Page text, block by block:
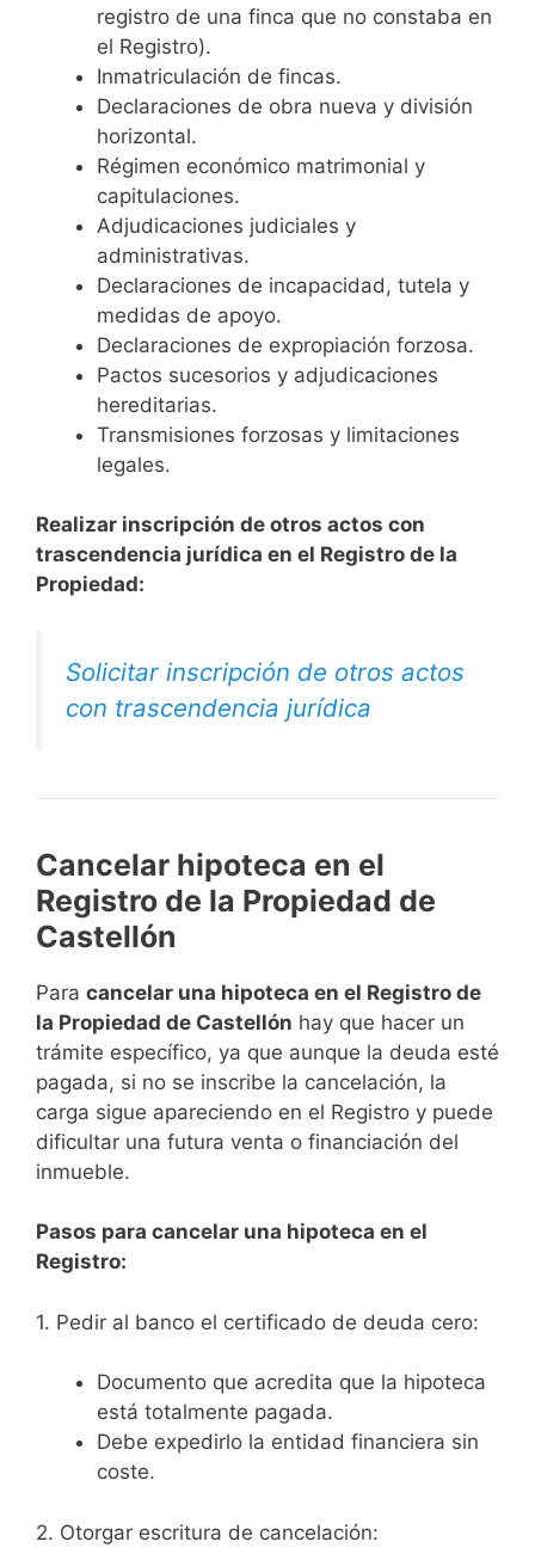
registro de una finca que no constaba en
el Registro).
Inmatriculación de fincas.
Declaraciones de obra nueva y división
horizontal.
Régimen económico matrimonial y
capitulaciones.
Adjudicaciones judiciales y
administrativas.
Declaraciones de incapacidad, tutela y
medidas de apoyo.
Declaraciones de expropiación forzosa.
Pactos sucesorios y adjudicaciones
hereditarias.
Transmisiones forzosas y limitaciones
legales.
Realizar inscripción de otros actos con
trascendencia jurídica en el Registro de la
Propiedad:
Solicitar inscripción de otros actos
con trascendencia jurídica
Cancelar hipoteca en el
Registro de la Propiedad de
Castellón
Para cancelar una hipoteca en el Registro de
la Propiedad de Castellón hay que hacer un
trámite específico, ya que aunque la deuda esté
pagada, si no se inscribe la cancelación, la
carga sigue apareciendo en el Registro y puede
dificultar una futura venta o financiación del
inmueble.
Pasos para cancelar una hipoteca en el
Registro:
1. Pedir al banco el certificado de deuda cero:
Documento que acredita que la hipoteca
está totalmente pagada.
Debe expedirlo la entidad financiera sin
coste.
2. Otorgar escritura de cancelación: